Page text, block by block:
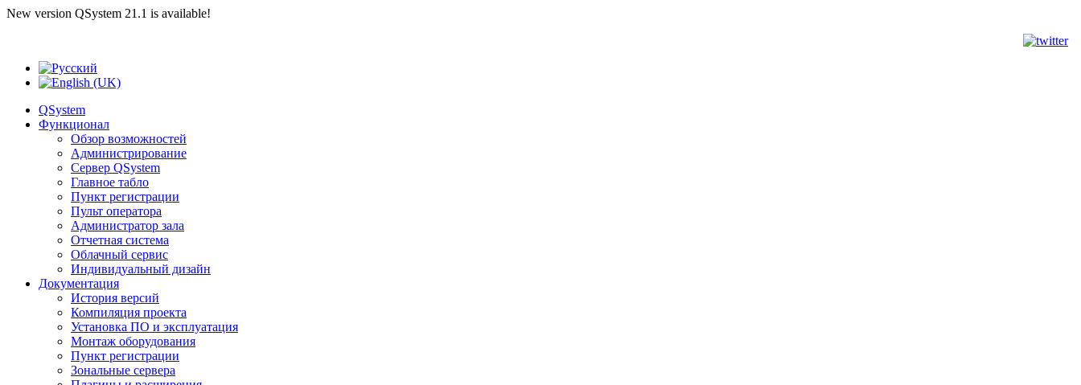
New version QSystem 21.1 is available!
QSystem
Функционал
Обзор возможностей
Администрирование
Сервер QSystem
Главное табло
Пункт регистрации
Пульт оператора
Администратор зала
Отчетная система
Облачный сервис
Индивидуальный дизайн
Документация
История версий
Компиляция проекта
Установка ПО и эксплуатация
Монтаж оборудования
Пункт регистрации
Зональные сервера